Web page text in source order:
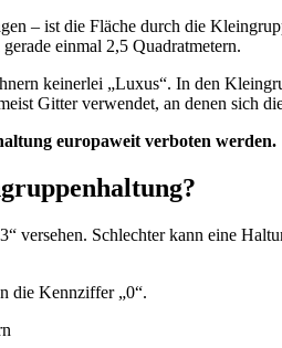
– ist die Fläche durch die
einmal 2,5 Quadratmetern.
keinerlei „Luxus“. In den
Gitter verwendet, an denen sich
europaweit verboten werden.
versehen. Schlechter kann eine
die Kennziffer „0“.